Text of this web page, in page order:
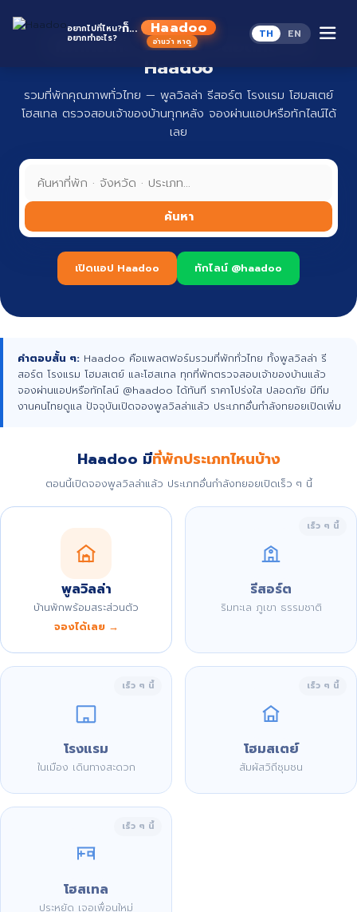
อยากไปที่ไหน?
อยากทำอะไร?
ก็... Haadoo
อ่านว่า หาดู
TH EN
ที่พักทั่วไทย จองง่าย ปลอดภัย กับ
Haadoo
รวมที่พักคุณภาพทั่วไทย — พูลวิลล่า รีสอร์ต โรงแรม โฮมสเตย์
โฮสเทล ตรวจสอบเจ้าของบ้านทุกหลัง จองผ่านแอปหรือทักไลน์ได้
เลย
ค้นหา
เปิดแอป Haadoo ทักไลน์ @haadoo
คำตอบสั้น ๆ: Haadoo คือแพลตฟอร์มรวมที่พักทั่วไทย ทั้งพูลวิลล่า รี
สอร์ต โรงแรม โฮมสเตย์ และโฮสเทล ทุกที่พักตรวจสอบเจ้าของบ้านแล้ว
จองผ่านแอปหรือทักไลน์ @haadoo ได้ทันที ราคาโปร่งใส ปลอดภัย มีทีม
งานคนไทยดูแล ปัจจุบันเปิดจองพูลวิลล่าแล้ว ประเภทอื่นกำลังทยอยเปิดเพิ่ม
Haadoo มีที่พักประเภทไหนบ้าง
ตอนนี้เปิดจองพูลวิลล่าแล้ว ประเภทอื่นกำลังทยอยเปิดเร็ว ๆ นี้
พูลวิลล่า
บ้านพักพร้อมสระส่วนตัว
จองได้เลย →
เร็ว ๆ นี้
รีสอร์ต
ริมทะเล ภูเขา ธรรมชาติ
เร็ว ๆ นี้
โรงแรม
ในเมือง เดินทางสะดวก
เร็ว ๆ นี้
โฮมสเตย์
สัมผัสวิถีชุมชน
เร็ว ๆ นี้
โฮสเทล
ประหยัด เจอเพื่อนใหม่